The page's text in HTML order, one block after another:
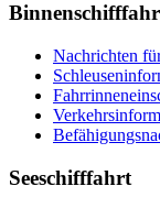
Nachrichten
Seeschifffahrt